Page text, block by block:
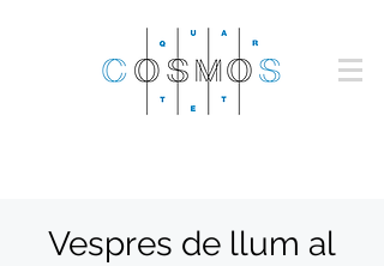
Vespres de llum al